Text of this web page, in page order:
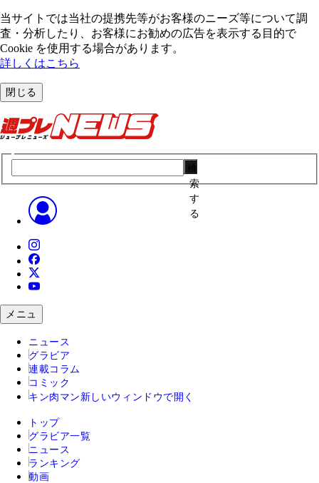
当サイトでは当社の提携先等がお客様のニーズ等について調
査・分析したり、お客様にお勧めの広告を表⽰する⽬的で
Cookie を使⽤する場合があります。
詳しくはこちら
閉じる
索
す
る
メニュ
ニュース
グラビア
連載コラム
コミック
キン肉マン 新しいウィンドウで開く
トップ
グラビア一覧
ニュース
ランキング
動画